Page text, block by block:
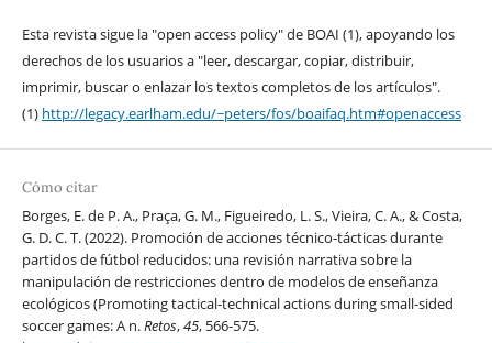
Esta revista sigue la "open access policy" de BOAI (1), apoyando los
derechos de los usuarios a "leer, descargar, copiar, distribuir,
imprimir, buscar o enlazar los textos completos de los artículos".
(1) http://legacy.earlham.edu/~peters/fos/boaifaq.htm#openaccess
Cómo citar
Borges, E. de P. A., Praça, G. M., Figueiredo, L. S., Vieira, C. A., & Costa,
G. D. C. T. (2022). Promoción de acciones técnico-tácticas durante
partidos de fútbol reducidos: una revisión narrativa sobre la
manipulación de restricciones dentro de modelos de enseñanza
ecológicos (Promoting tactical-technical actions during small-sided
soccer games: A n.Retos,45, 566-575.